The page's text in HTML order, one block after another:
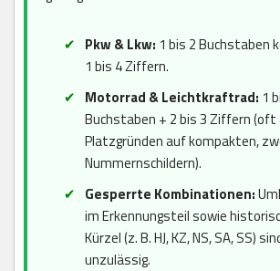
Pkw & Lkw: 1 bis 2 Buchstaben
1 bis 4 Ziffern.
Motorrad & Leichtkraftrad: 1
Buchstaben + 2 bis 3 Ziffern (oft
Platzgründen auf kompakten,
Nummernschildern).
Gesperrte Kombinationen:
im Erkennungsteil sowie
Kürzel (z. B. HJ, KZ, NS, SA, SS)
unzulässig.